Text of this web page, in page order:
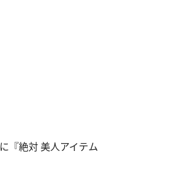
『絶対 美人アイテム